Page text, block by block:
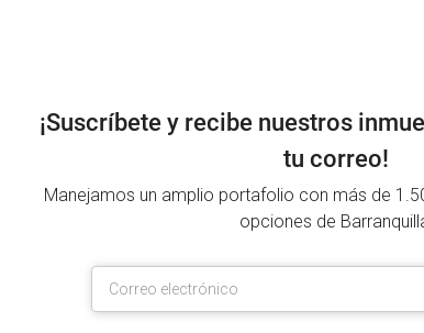
¡Suscríbete y recibe nuestros
tu correo!
Manejamos un amplio portafolio con más de
opciones de